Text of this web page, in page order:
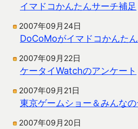
イマドコかんたんサーチ補足
2007年09月24日
DoCoMoがイマドコかんた
2007年09月22日
ケータイWatchのアンケート
2007年09月21日
東京ゲームショー＆みんな
2007年09月20日